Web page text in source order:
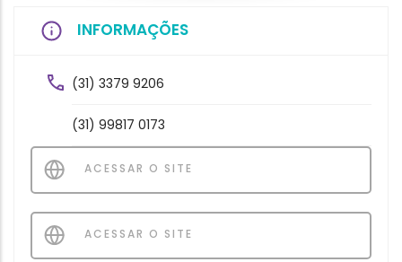
INFORMAÇÕES
(31) 3379 9206
(31) 99817 0173
ACESSAR O SITE
ACESSAR O SITE